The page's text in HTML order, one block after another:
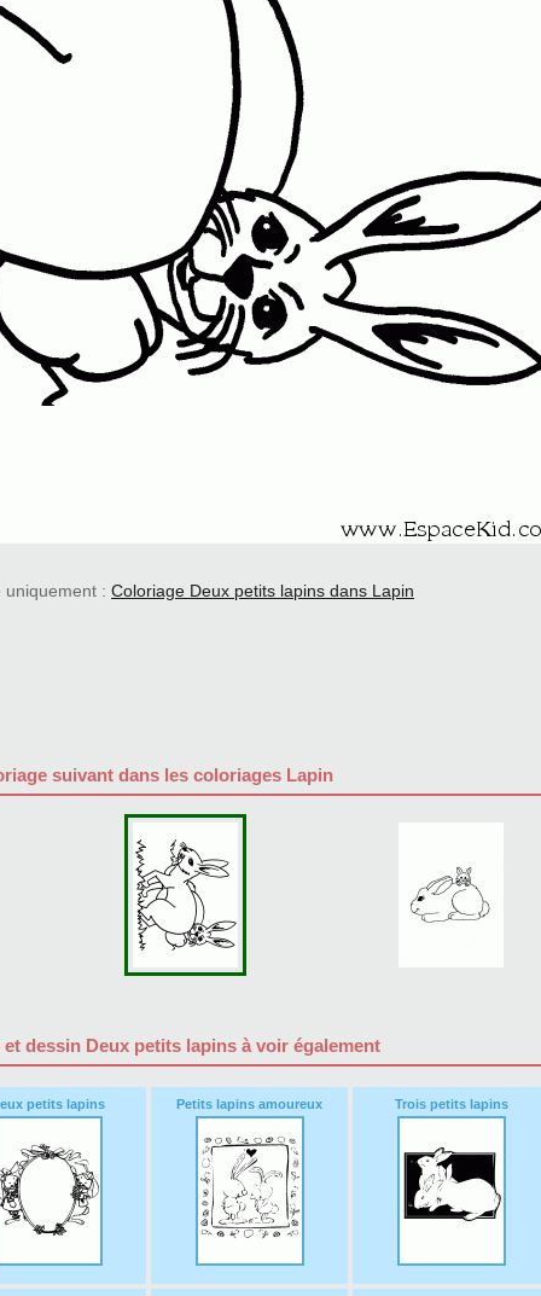
uniquement : Coloriage Deux petits lapins dans Lapin
suivant dans les coloriages Lapin
dessin Deux petits lapins à voir également
petits lapins Petits lapins amoureux Trois petits lapins